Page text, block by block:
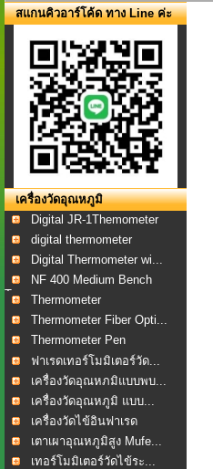
สแกนคิวอาร์โค้ด ทาง Line ค่ะ
เครื่องวัดอุณหภูมิ
Digital JR-1Themometer
digital thermometer
Digital Thermometer wi...
NF 400 Medium Bench
To...
Thermometer
Thermometer Fiber Opti...
Thermometer Pen
ฟาเรดเทอร์โมมิเตอร์วัด...
เครื่องวัดอุณหภมิแบบพบ...
เครื่องวัดอุณหภูมิ แบบ...
เครื่องวัดไข้อินฟาเรด
เตาเผาอุณหภูมิสูง Mufe...
เทอร์โมมิเตอร์วัดไข้ระ...